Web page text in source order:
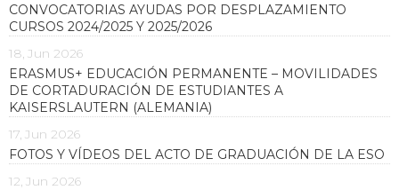
CONVOCATORIAS AYUDAS POR DESPLAZAMIENTO
CURSOS 2024/2025 Y 2025/2026
18, Jun 2026
ERASMUS+ EDUCACIÓN PERMANENTE – MOVILIDADES
DE CORTADURACIÓN DE ESTUDIANTES A
KAISERSLAUTERN (ALEMANIA)
17, Jun 2026
FOTOS Y VÍDEOS DEL ACTO DE GRADUACIÓN DE LA ESO
12, Jun 2026